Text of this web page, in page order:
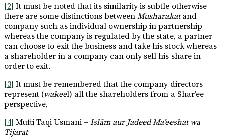
[2] It must be noted that its similarity is subtle otherwise
there are some distinctions between Musharakatand
company such as individual ownership in partnership
whereas the company is regulated by the state, a partner
can choose to exit the business and take his stock whereas
a shareholder in a company can only sell his share in
order to exit.
[3] It must be remembered that the company directors
represent (wakeel) all the shareholders from a Shar’ee
perspective,
[4] Mufti Taqi Usmani – Islām aur Jadeed Ma’eeshat wa
Tijarat